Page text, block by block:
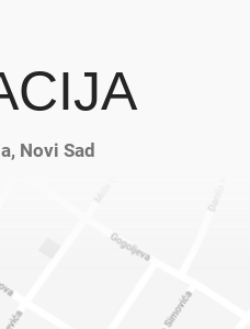
Novi Sad